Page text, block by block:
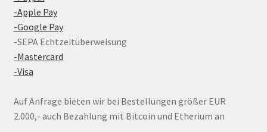
-Apple Pay
-Google Pay
-SEPA Echtzeitüberweisung
-Mastercard
-Visa
Auf Anfrage bieten wir bei Bestellungen größer EUR
2.000,- auch Bezahlung mit Bitcoin und Etherium an